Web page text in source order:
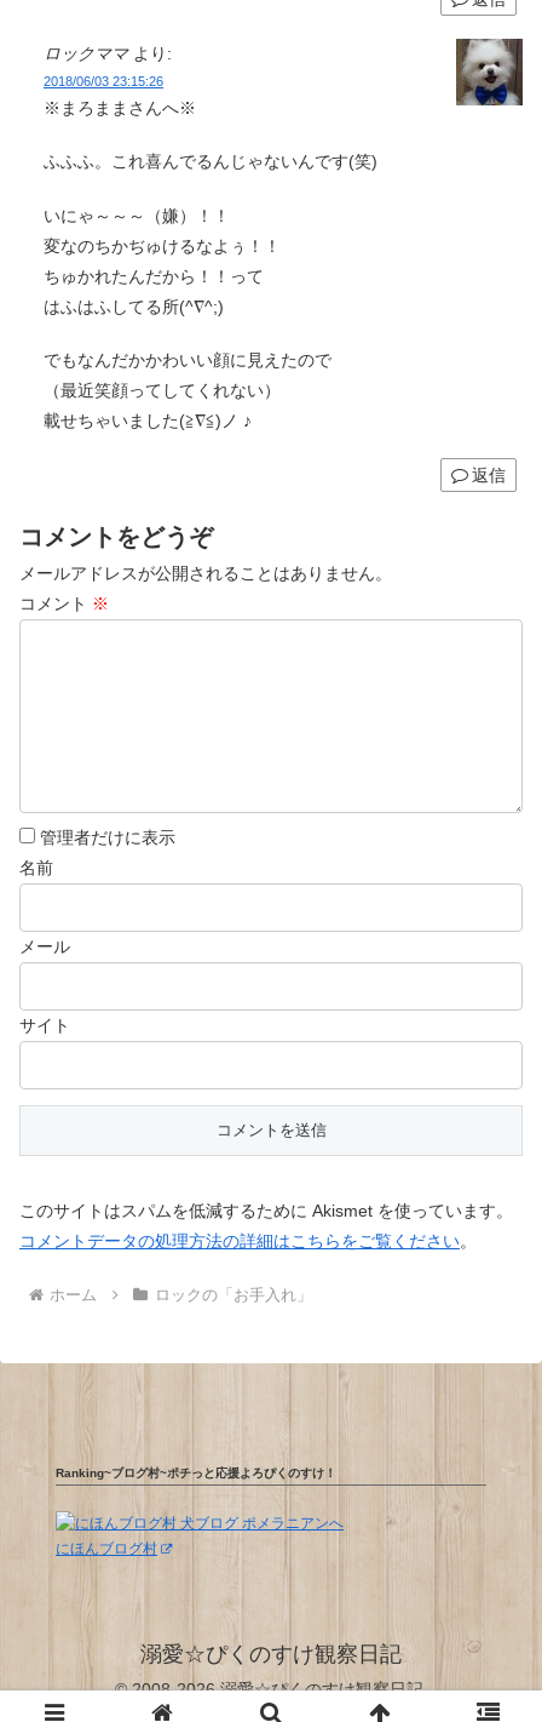
ロックママ より:
2018/06/03 23:15:26
※まろままさんへ※
ふふふ。これ喜んでるんじゃないんです(笑)
いにゃ～～～（嫌）！！
変なのちかぢゅけるなよぅ！！
ちゅかれたんだから！！って
はふはふしてる所(^∇^;)
でもなんだかかわいい顔に見えたので
（最近笑顔ってしてくれない）
載せちゃいました(≧∇≦)ノ ♪
返信
コメントをどうぞ
メールアドレスが公開されることはありません。
コメント ※
管理者だけに表示
名前
メール
サイト
このサイトはスパムを低減するために Akismet を使っています。
コメントデータの処理方法の詳細はこちらをご覧ください。
ホーム ロックの「お手入れ」
Ranking~ブログ村~ポチっと応援よろぴくのすけ！
にほんブログ村
溺愛☆ぴくのすけ観察日記
© 2008-2026 溺愛☆ぴくのすけ観察日記.